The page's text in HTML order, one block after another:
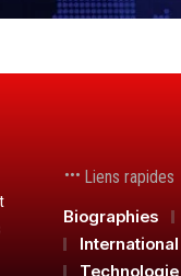
Liens rapides
Biographies
International
Technologie